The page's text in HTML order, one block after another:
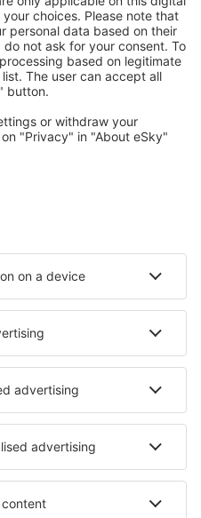
speciale pentru utilizatorii
opţiuni: hoteluri, cabane,
Cazare în Roma
Milano
în Castiglione del Lago
- orașe
în Derbent